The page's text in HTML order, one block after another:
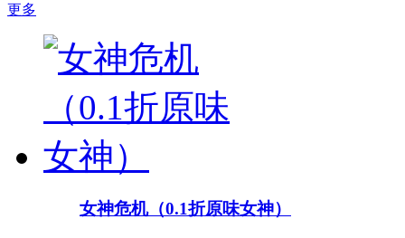
更多
女神危机（0.1折原味女神）